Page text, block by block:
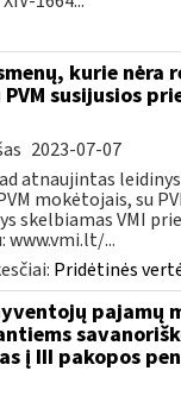
kurie nėra
susijusios
2023-07-07
atnaujintas
mokėtojais, su
skelbiamas VMI
www.vmi.lt/...
Pridėtinės
pajamų
į III pakopos